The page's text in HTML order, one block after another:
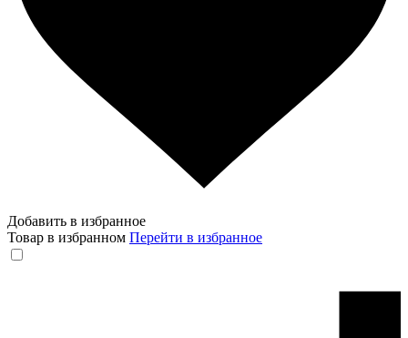
Добавить в избранное
Товар в избранном Перейти в избранное